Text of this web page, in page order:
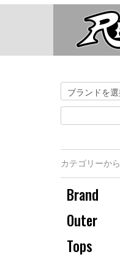
カテゴリーか
Brand
Outer
Tops